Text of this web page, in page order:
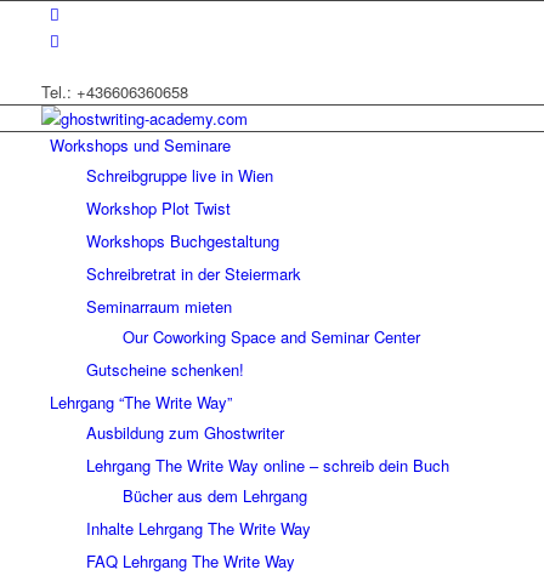
Tel.: +436606360658
Workshops und Seminare
Schreibgruppe live in Wien
Workshop Plot Twist
Workshops Buchgestaltung
Schreibretrat in der Steiermark
Seminarraum mieten
Our Coworking Space and Seminar Center
Gutscheine schenken!
Lehrgang “The Write Way”
Ausbildung zum Ghostwriter
Lehrgang The Write Way online – schreib dein Buch
Bücher aus dem Lehrgang
Inhalte Lehrgang The Write Way
FAQ Lehrgang The Write Way